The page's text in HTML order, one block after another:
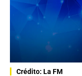
Crédito: La FM